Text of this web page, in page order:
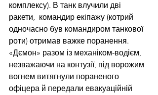
комплексу). В танк влучили дві
ракети,  командир екіпажу (котрий
одночасно був командиром танкової
роти) отримав важке поранення.
«Дємон» разом із механіком-водієм,
незважаючи на контузії, під ворожим
вогнем витягнули пораненого
офіцера й передали евакуаційній